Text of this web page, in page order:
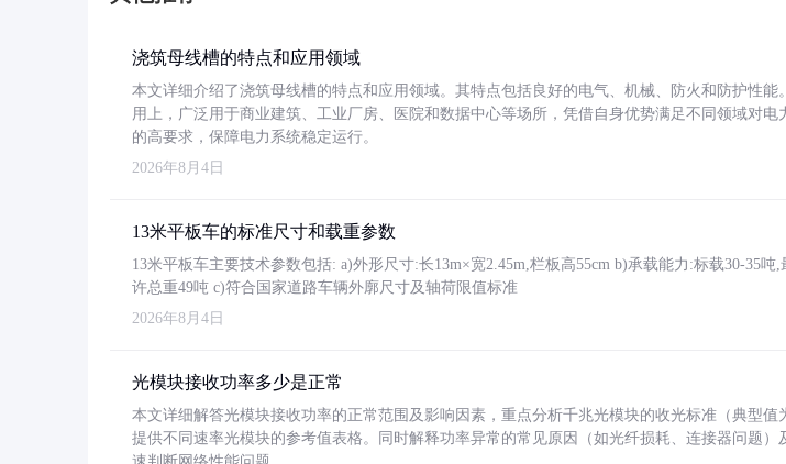
浇筑母线槽的特点和应用领域
本文详细介绍了浇筑母线槽的特点和应用领域。其特点包括良好的电气、机械、防火和防护性能
用上，广泛用于商业建筑、工业厂房、医院和数据中心等场所，凭借自身优势满足不同领域对电
的高要求，保障电力系统稳定运行。
2026年8月4日
13米平板车的标准尺寸和载重参数
13米平板车主要技术参数包括: a)外形尺寸:长13m×宽2.45m,栏板高55cm b)承载能力:标载30-35吨,
许总重49吨 c)符合国家道路车辆外廓尺寸及轴荷限值标准
2026年8月4日
光模块接收功率多少是正常
本文详细解答光模块接收功率的正常范围及影响因素，重点分析千兆光模块的收光标准（典型值
提供不同速率光模块的参考值表格。同时解释功率异常的常见原因（如光纤损耗、连接器问题）